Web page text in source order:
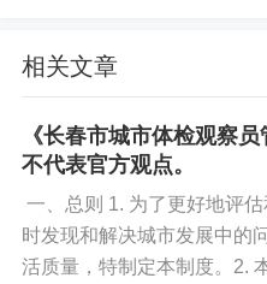
消息提醒：接收印章业
免责声明
相关文章
《长春市城市体检观察
不代表官方观点。
一、总则 1. 为了更好地评
时发现和解决城市发展中的
活质量，特制定本制度。2.